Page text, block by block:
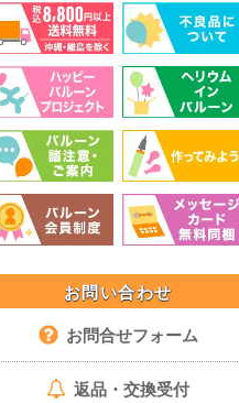
お問い合わせ
お問合せフォーム
返品・交換受付